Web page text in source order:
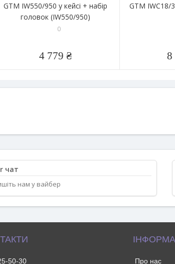
GTM IW550/950 у кейсі + набір
головок (IW550/950)
0
4 779 ₴
GTM IWC18/
8
чат
нам у вайбер
50-30 Про нас